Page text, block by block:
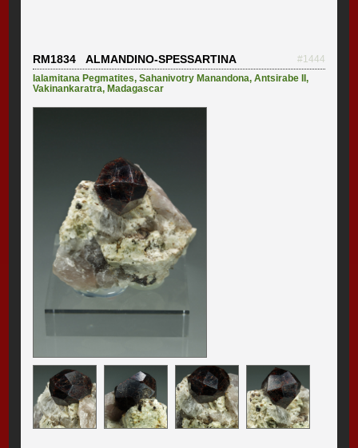
RM1834 ALMANDINO-SPESSARTINA
#1444
Ialamitana Pegmatites,Sahanivotry Manandona,Antsirabe II,
Vakinankaratra,Madagascar